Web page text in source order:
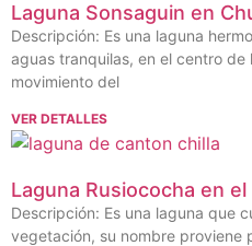
Laguna Sonsaguin en
Descripción: Es una laguna
aguas tranquilas, en el centro
movimiento del
VER DETALLES
Laguna Rusiococha en
Descripción: Es una laguna que
vegetación, su nombre proviene